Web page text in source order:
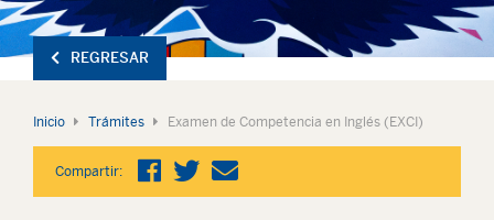
REGRESAR
Inicio Trámites Examen de Competencia en Inglés (EXCI)
Compartir: